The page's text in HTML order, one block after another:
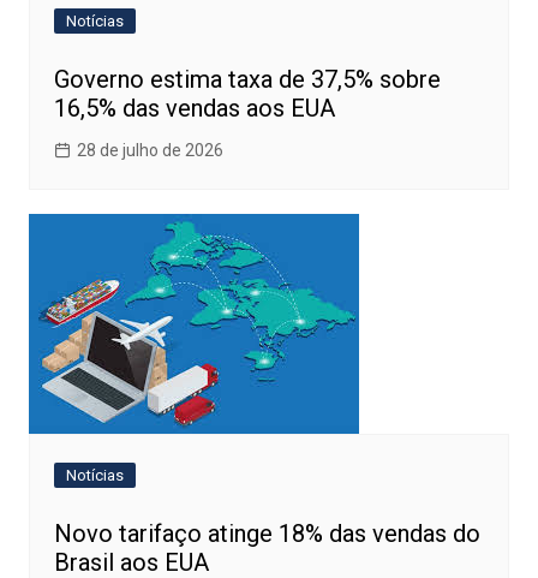
Notícias
Governo estima taxa de 37,5% sobre
16,5% das vendas aos EUA
28 de julho de 2026
Notícias
Novo tarifaço atinge 18% das vendas do
Brasil aos EUA